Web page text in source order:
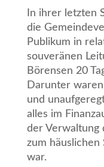
In ihrer letzten
die
Publikum in
souveränen
Börensen 20
Darunter
und
alles im
der Verwaltung
zum
war.